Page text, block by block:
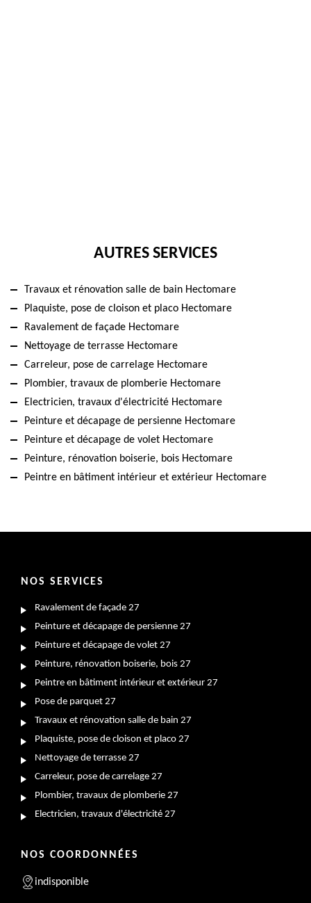
AUTRES SERVICES
Travaux et rénovation salle de bain Hectomare
Plaquiste, pose de cloison et placo Hectomare
Ravalement de façade Hectomare
Nettoyage de terrasse Hectomare
Carreleur, pose de carrelage Hectomare
Plombier, travaux de plomberie Hectomare
Electricien, travaux d'électricité Hectomare
Peinture et décapage de persienne Hectomare
Peinture et décapage de volet Hectomare
Peinture, rénovation boiserie, bois Hectomare
Peintre en bâtiment intérieur et extérieur Hectomare
NOS SERVICES
Ravalement de façade 27
Peinture et décapage de persienne 27
Peinture et décapage de volet 27
Peinture, rénovation boiserie, bois 27
Peintre en bâtiment intérieur et extérieur 27
Pose de parquet 27
Travaux et rénovation salle de bain 27
Plaquiste, pose de cloison et placo 27
Nettoyage de terrasse 27
Carreleur, pose de carrelage 27
Plombier, travaux de plomberie 27
Electricien, travaux d'électricité 27
NOS COORDONNÉES
indisponible